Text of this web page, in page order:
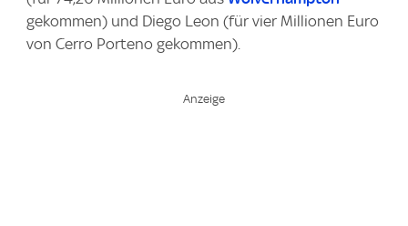
gekommen) und Diego Leon (für vier Millionen Euro
von Cerro Porteno gekommen).